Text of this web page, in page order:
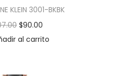
KLEIN 3001-BKBK
$90.00
al carrito